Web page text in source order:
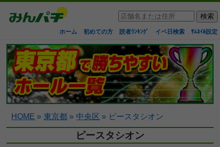
ホーム 初めての方 読者ﾗﾝｷﾝｸﾞ イベ日検索 ｻﾑﾈｲﾙ設定
HOME » 東京都 » 中央区 » ピースタシオン
ピースタシオン